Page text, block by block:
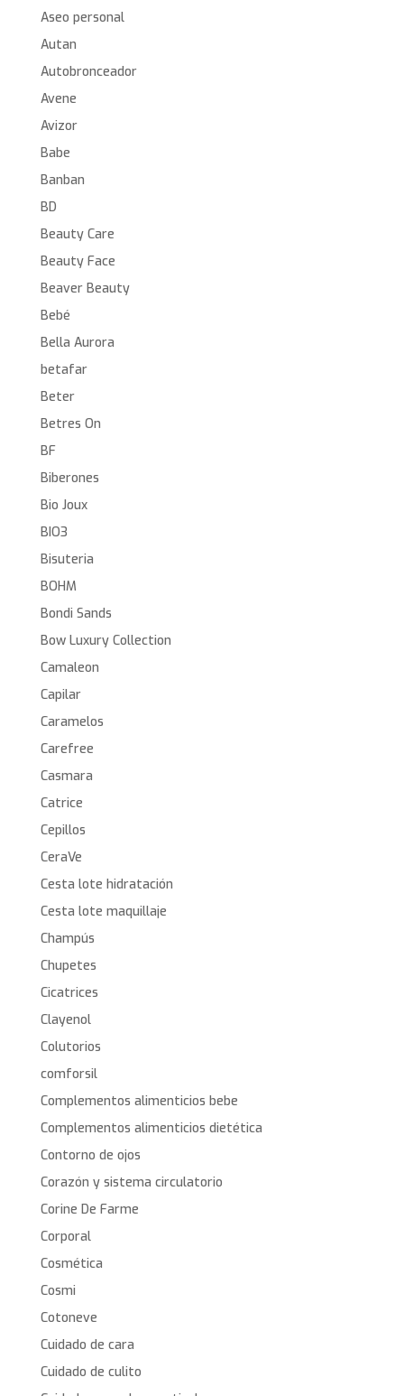
Aseo personal
Autan
Autobronceador
Avene
Avizor
Babe
Banban
BD
Beauty Care
Beauty Face
Beaver Beauty
Bebé
Bella Aurora
betafar
Beter
Betres On
BF
Biberones
Bio Joux
BIO3
Bisuteria
BOHM
Bondi Sands
Bow Luxury Collection
Camaleon
Capilar
Caramelos
Carefree
Casmara
Catrice
Cepillos
CeraVe
Cesta lote hidratación
Cesta lote maquillaje
Champús
Chupetes
Cicatrices
Clayenol
Colutorios
comforsil
Complementos alimenticios bebe
Complementos alimenticios dietética
Contorno de ojos
Corazón y sistema circulatorio
Corine De Farme
Corporal
Cosmética
Cosmi
Cotoneve
Cuidado de cara
Cuidado de culito